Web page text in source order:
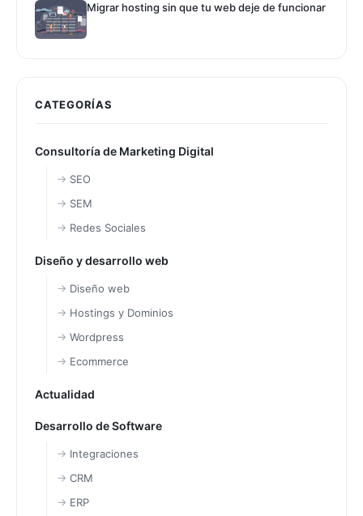
Migrar hosting sin que tu web deje de funcionar
CATEGORÍAS
Consultoría de Marketing Digital
SEO
SEM
Redes Sociales
Diseño y desarrollo web
Diseño web
Hostings y Dominios
Wordpress
Ecommerce
Actualidad
Desarrollo de Software
Integraciones
CRM
ERP